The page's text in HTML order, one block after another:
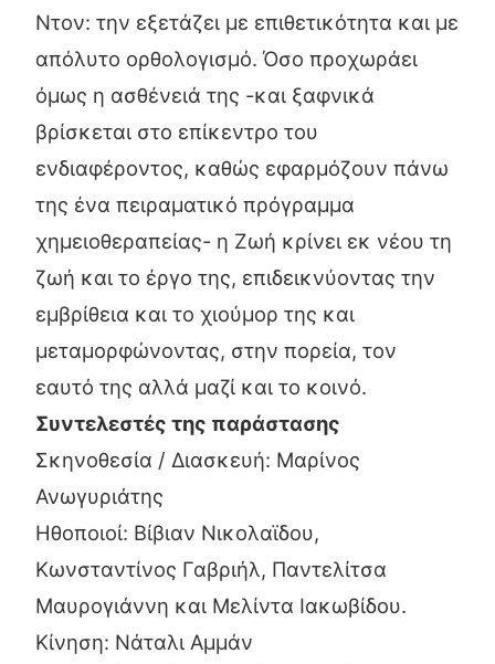
Ντον: την εξετάζει με επιθετικότητα και με
απόλυτο ορθολογισμό. Όσο προχωράει
όμως η ασθένειά της -και ξαφνικά
βρίσκεται στο επίκεντρο του
ενδιαφέροντος, καθώς εφαρμόζουν πάνω
της ένα πειραματικό πρόγραμμα
χημειοθεραπείας- η Ζωή κρίνει εκ νέου τη
ζωή και το έργο της, επιδεικνύοντας την
εμβρίθεια και το χιούμορ της και
μεταμορφώνοντας, στην πορεία, τον
εαυτό της αλλά μαζί και το κοινό.
Συντελεστές της παράστασης
Σκηνοθεσία / Διασκευή: Μαρίνος
Ανωγυριάτης
Ηθοποιοί: Βίβιαν Νικολαϊδου,
Κωνσταντίνος Γαβριήλ, Παντελίτσα
Μαυρογιάννη και Μελίντα Ιακωβίδου.
Κίνηση: Νάταλι Αμμάν